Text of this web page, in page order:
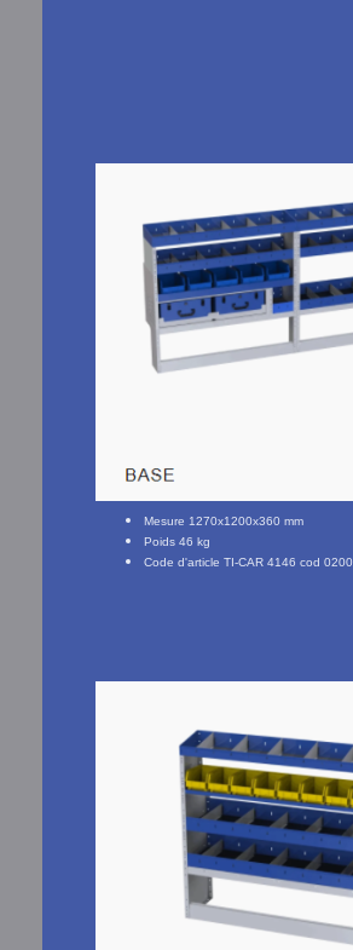
Mesure 1270x1200x360 mm
Poids 46 kg
Code d'article TI-CAR 4146 cod